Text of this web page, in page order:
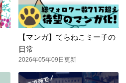
【マンガ】てらねこミー子の
日常
2026年05年09日更新